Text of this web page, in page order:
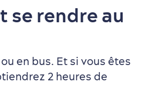
se rendre au
en bus. Et si vous êtes
2 heures de